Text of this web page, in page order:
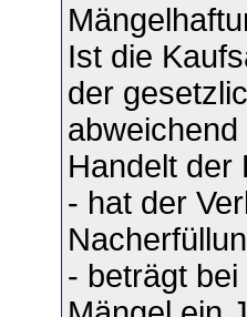
Ist die
der
abweichend
Handelt der
- hat der
- beträgt